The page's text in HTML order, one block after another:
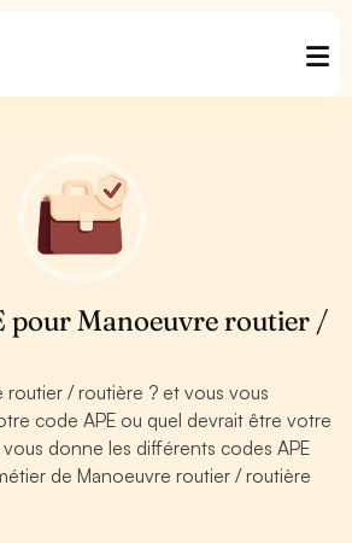
pour Manoeuvre routier /
routier / routière ? et vous vous
code APE ou quel devrait être votre
vous donne les différents codes APE
de Manoeuvre routier / routière